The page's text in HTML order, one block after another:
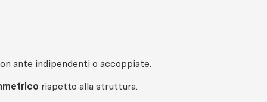
ante indipendenti o accoppiate.
rispetto alla struttura.